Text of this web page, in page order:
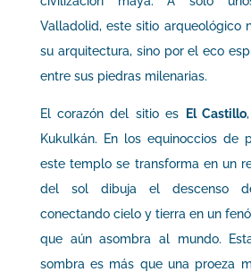
Valladolid, este sitio arqueológico
su arquitectura, sino por el eco
entre sus piedras milenarias.
El corazón del sitio es El Castillo
Kukulkán. En los equinoccios de
este templo se transforma en un
del sol dibuja el descenso
conectando cielo y tierra en un
que aún asombra al mundo.
sombra es más que una proeza